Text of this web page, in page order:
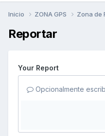
Inicio ZONA GPS Zona de
Reportar
Your Report
Opcionalmente